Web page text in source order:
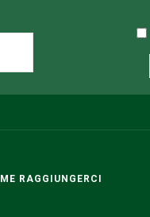
RAGGIUNGERCI